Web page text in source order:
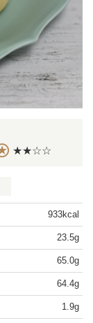
★★☆☆
933kcal
23.5g
65.0g
64.4g
1.9g